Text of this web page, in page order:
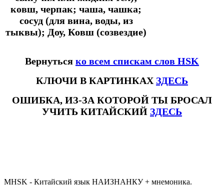
ковш, черпак; чаша, чашка;
сосуд (для вина, воды, из
тыквы); Доу, Ковш (созвездие)
Вернуться ко всем спискам слов HSK
КЛЮЧИ В КАРТИНКАХ ЗДЕСЬ
ОШИБКА, ИЗ-ЗА КОТОРОЙ ТЫ БРОСАЛ
УЧИТЬ КИТАЙСКИЙ ЗДЕСЬ
MHSK - Китайский язык НАИЗНАНКУ + мнемоника.